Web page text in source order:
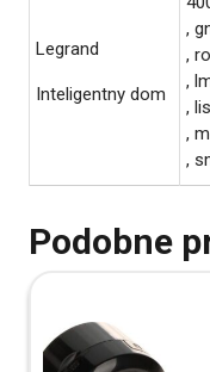
Legrand
Inteligentny dom
,
,
,
,
,
,
Podobne